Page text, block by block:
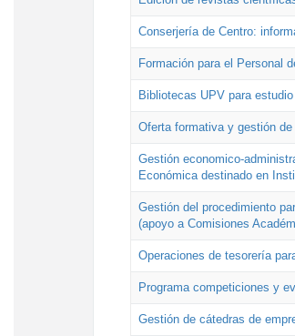
Conserjería de Centro:
Formación para el Personal
Bibliotecas UPV para
Oferta formativa y gestión
Gestión economico-
Económica destinado en
Gestión del procedimiento
(apoyo a Comisiones
Operaciones de tesorería
Programa competiciones y
Gestión de cátedras de